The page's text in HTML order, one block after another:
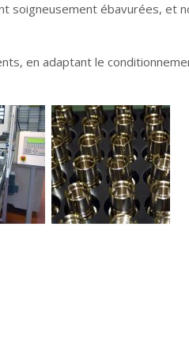
soigneusement ébavurées, et
en adaptant le